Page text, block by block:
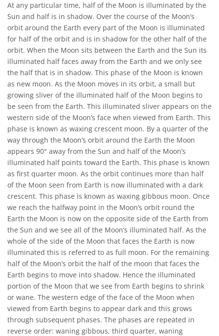
At any particular time, half of the Moon is illuminated by the
Sun and half is in shadow. Over the course of the Moon’s
orbit around the Earth every part of the Moon is illuminated
for half of the orbit and is in shadow for the other half of the
orbit. When the Moon sits between the Earth and the Sun its
illuminated half faces away from the Earth and we only see
the half that is in shadow. This phase of the Moon is known
as new moon. As the Moon moves in its orbit, a small but
growing sliver of the illuminated half of the Moon begins to
be seen from the Earth. This illuminated sliver appears on the
western side of the Moon’s face when viewed from Earth. This
phase is known as waxing crescent moon. By a quarter of the
way through the Moon’s orbit around the Earth the Moon
appears 90° away from the Sun and half of the Moon’s
illuminated half points toward the Earth. This phase is known
as first quarter moon. As the orbit continues more than half
of the Moon seen from Earth is now illuminated with a dark
crescent. This phase is known as waxing gibbous moon. Once
we reach the halfway point in the Moon’s orbit round the
Earth the Moon is now on the opposite side of the Earth from
the Sun and we see all of the Moon’s illuminated half. As the
whole of the side of the Moon that faces the Earth is now
illuminated this is referred to as full moon. For the remaining
half of the Moon’s orbit the half of the moon that faces the
Earth begins to move into shadow. Hence the illuminated
portion of the Moon that we see from Earth begins to shrink
or wane. The western edge of the face of the Moon when
viewed from Earth begins to appear dark and this grows
through subsequent phases. The phases are repeated in
reverse order: waning gibbous, third quarter, waning